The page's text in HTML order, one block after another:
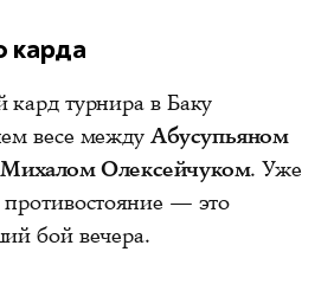
карда
кард турнира в Баку
весе между Абусупьяном
Михалом Олексейчуком. Уже
— это
бой вечера.